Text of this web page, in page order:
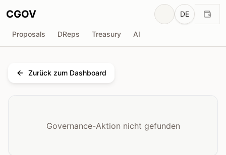
CGOV DE
Proposals DReps Treasury AI
Zurück zum Dashboard
Governance-Aktion nicht gefunden